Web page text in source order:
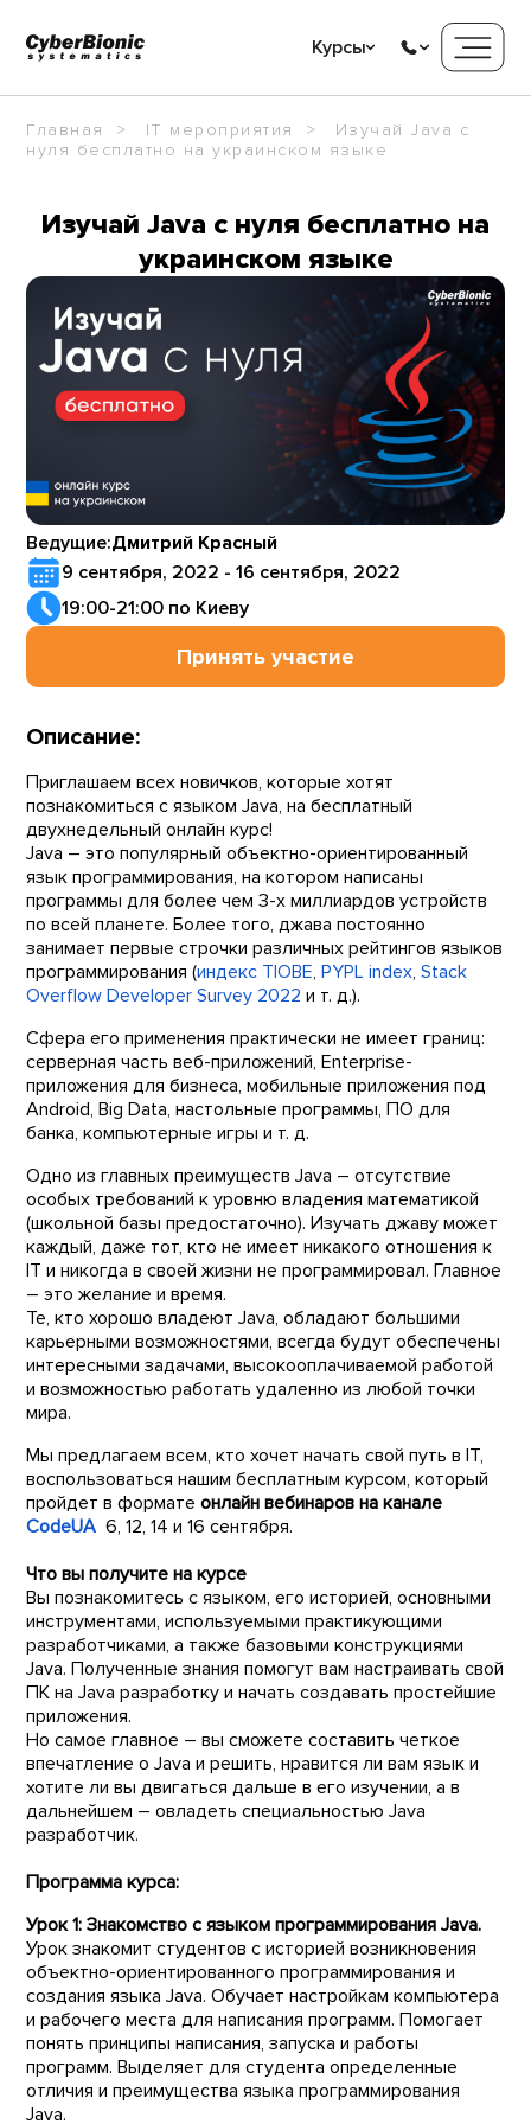
Курсы
Главная IT мероприятия
Изучай Java с
нуля бесплатно на украинском языке
Изучай Java с нуля бесплатно на
украинском языке
9 сентября, 2022 - 16 сентября, 2022
19:00-21:00 по Киеву
Ведущие:Дмитрий Красный
Принять участие
Описание:
Приглашаем всех новичков, которые хотят
познакомиться с языком Java, на бесплатный
двухнедельный онлайн курс!
Java – это популярный объектно-ориентированный
язык программирования, на котором написаны
программы для более чем 3-х миллиардов устройств
по всей планете. Более того, джава постоянно
занимает первые строчки различных рейтингов языков
программирования (индекс TIOBE,PYPL index,Stack
Overflow Developer Survey 2022 и т. д.).
Сфера его применения практически не имеет границ:
серверная часть веб-приложений, Enterprise-
приложения для бизнеса, мобильные приложения под
Android, Big Data, настольные программы, ПО для
банка, компьютерные игры и т. д.
Одно из главных преимуществ Java – отсутствие
особых требований к уровню владения математикой
(школьной базы предостаточно). Изучать джаву может
каждый, даже тот, кто не имеет никакого отношения к
IT и никогда в своей жизни не программировал. Главное
– это желание и время.
Те, кто хорошо владеют Java, обладают большими
карьерными возможностями, всегда будут обеспечены
интересными задачами, высокооплачиваемой работой
и возможностью работать удаленно из любой точки
мира.
Мы предлагаем всем, кто хочет начать свой путь в IT,
воспользоваться нашим бесплатным курсом, который
пройдет в форматеонлайн вебинаров на канале
CodeUA 6, 12, 14 и 16 сентября.
Что вы получите на курсе
Вы познакомитесь с языком, его историей, основными
инструментами, используемыми практикующими
разработчиками, а также базовыми конструкциями
Java. Полученные знания помогут вам настраивать свой
ПК на Java разработку и начать создавать простейшие
приложения.
Но самое главное – вы сможете составить четкое
впечатление о Java и решить, нравится ли вам язык и
хотите ли вы двигаться дальше в его изучении, а в
дальнейшем – овладеть специальностью Java
разработчик.
Программа курса:
Урок 1: Знакомство с языком программирования Java.
Урок знакомит студентов с историей возникновения
объектно-ориентированного программирования и
создания языка Java. Обучает настройкам компьютера
и рабочего места для написания программ. Помогает
понять принципы написания, запуска и работы
программ. Выделяет для студента определенные
отличия и преимущества языка программирования
Java.